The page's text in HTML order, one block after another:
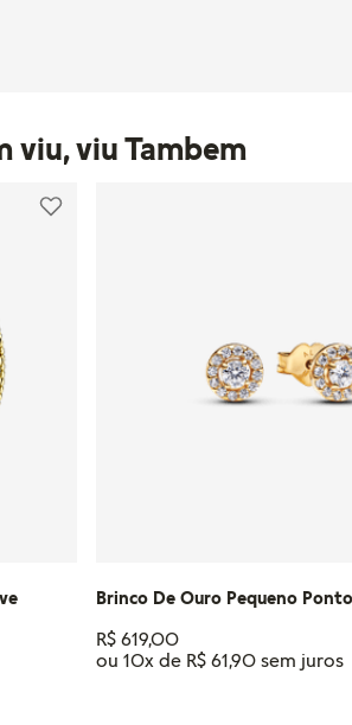
viu, viu Tambem
Brinco De Ouro Pequeno
R$ 619,00
ou 10x de R$ 61,90